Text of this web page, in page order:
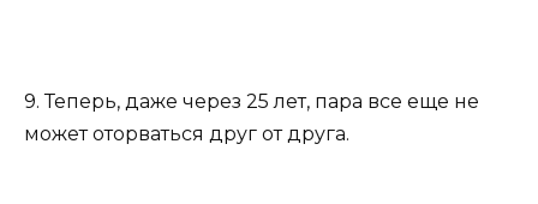
9. Теперь, даже через 25 лет, пара все еще не
может оторваться друг от друга.